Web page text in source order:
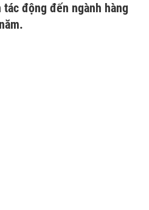
động đến ngành hàng